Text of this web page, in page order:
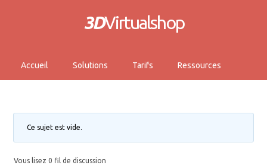
3DVirtualshop
Accueil Solutions Tarifs Ressources
Ce sujet est vide.
Vous lisez 0 fil de discussion